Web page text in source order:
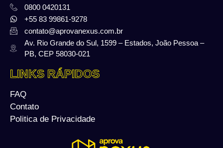
0800 0420131
+55 83 99861-9278
contato@aprovanexus.com.br
Av. Rio Grande do Sul, 1599 – Estados, João Pessoa –
PB, CEP 58030-021
LINKS RÁPIDOS
FAQ
Contato
Politica de Privacidade